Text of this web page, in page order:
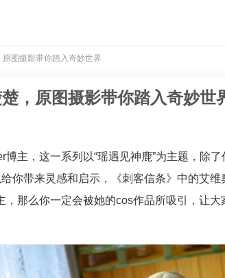
图摄影带你踏入奇妙世界
，原图摄影带你踏入奇妙世
主，这一系列以“瑶遇见神鹿”为主题，除
你带来灵感和启示，《刺客信条》中的艾
，那么你一定会被她的cos作品所吸引，让